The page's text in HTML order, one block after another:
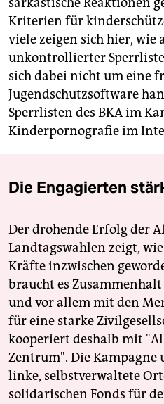
Kriterien für
viele zeigen sich hier, wie
unkontrollierter
sich dabei nicht um eine
Jugendschutzsoftware
Sperrlisten des BKA im
Kinderpornografie im
Die Engagierten
Der drohende Erfolg der
Landtagswahlen zeigt,
Kräfte inzwischen
braucht es
und vor allem mit den
für eine starke
kooperiert deshalb mit
Zentrum". Die
linke, selbstverwaltete
solidarischen Fonds für